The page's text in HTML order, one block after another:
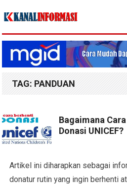
Blog Kanal Info
TAG: PANDUAN
Bagaimana
Donasi UNICEF?
Artikel ini diharapkan sebagai
donatur rutin yang ingin berhenti